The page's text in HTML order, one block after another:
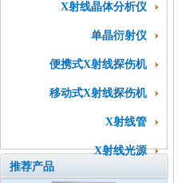
X射线晶体分析仪
单晶衍射仪
便携式X射线探伤机
移动式X射线探伤机
X射线管
X射线光源
推荐产品